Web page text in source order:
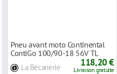
Pneu avant moto Continental
ContiGo 100/90-18 56V TL
La Bécanerie 118,20 €
Livraison gratuite